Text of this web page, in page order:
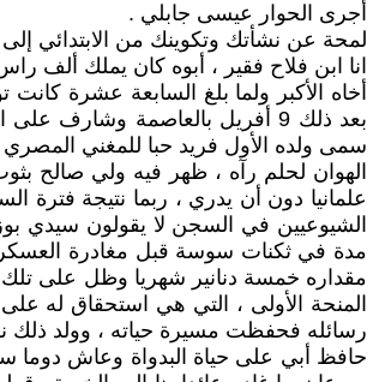
أجرى الحوار عيسى جابلي .
لمحة عن نشأتك وتكوينك من الابتدائي إلى
انا ابن فلاح فقير ، أبوه كان يملك ألف
أخاه الأكبر ولما بلغ السابعة عشرة
بعد ذلك 9 أفريل بالعاصمة
سمى ولده الأول فريد حبا للمغني
الهوان لحلم رآه ، ظهر فيه ولي صالح
علمانيا دون أن يدري ، ربما نتيجة فترة
الشيوعيين في السجن لا يقولون سيدي
مدة في ثكنات سوسة قبل مغادرة
مقداره خمسة دنانير شهريا وظل على
المنحة الأولى ، التي هي استحقاق له
رسائله فحفظت مسيرة حياته ، وولد ذلك
حافظ أبي على حياة البدواة وعاش دوما